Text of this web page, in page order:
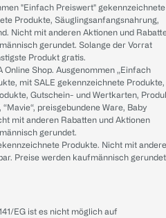
"Einfach Preiswert" gekennzeichnete
Produkte, Säuglingsanfangsnahrung,
Nicht mit anderen Aktionen und
gerundet. Solange der Vorrat
Produkt gratis.
Online Shop. Ausgenommen „Einfach
mit SALE gekennzeichnete Produkte,
Gutschein- und Wertkarten,
“Mavie“, preisgebundene Ware, Baby
mit anderen Rabatten und Aktionen
gerundet.
Produkte. Nicht mit
Preise werden kaufmännisch
EG ist es nicht möglich auf